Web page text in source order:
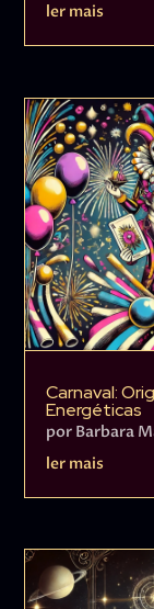
ler mais
Carnaval:
Energéticas
por Barbara
ler mais